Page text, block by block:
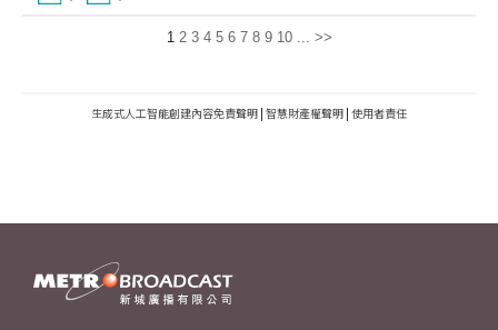
1 2 3 4 5 6 7 8 9 10 ... >>
生成式人工智能創建內容免責聲明 | 智慧財產權聲明 | 使用者責任